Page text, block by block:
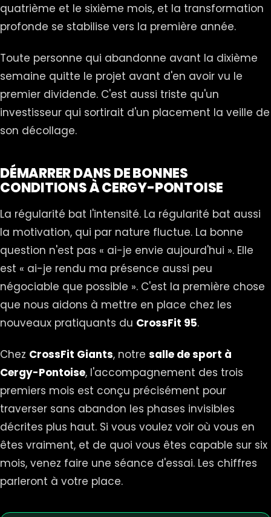
quatrième et le sixième mois, et la transformation
profonde se stabilise vers la première année.
Toute personne qui abandonne avant la dixième
semaine quitte le projet avant d'en avoir vu le
premier dividende. C'est aussi triste qu'un
investisseur qui sortirait d'un placement la veille de
son décollage.
DÉMARRER DANS DE BONNES
CONDITIONS À CERGY-PONTOISE
La régularité bat l'intensité. La régularité bat aussi
la motivation, qui par nature fluctue. La bonne
question n'est pas « ai-je envie aujourd'hui ». Elle
est « ai-je rendu ma présence aussi peu
négociable que possible ». C'est la première chose
que nous aidons à mettre en place chez les
nouveaux pratiquants du CrossFit 95.
Chez CrossFit Giants, notre salle de sport à
Cergy-Pontoise, l'accompagnement des trois
premiers mois est conçu précisément pour
traverser sans abandon les phases invisibles
décrites plus haut. Si vous voulez voir où vous en
êtes vraiment, et de quoi vous êtes capable sur six
mois, venez faire une séance d'essai. Les chiffres
parleront à votre place.